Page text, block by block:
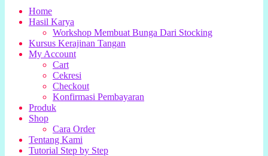
Home
Hasil Karya
Workshop Membuat Bunga Dari Stocking
Kursus Kerajinan Tangan
My Account
Cart
Cekresi
Checkout
Konfirmasi Pembayaran
Produk
Shop
Cara Order
Tentang Kami
Tutorial Step by Step